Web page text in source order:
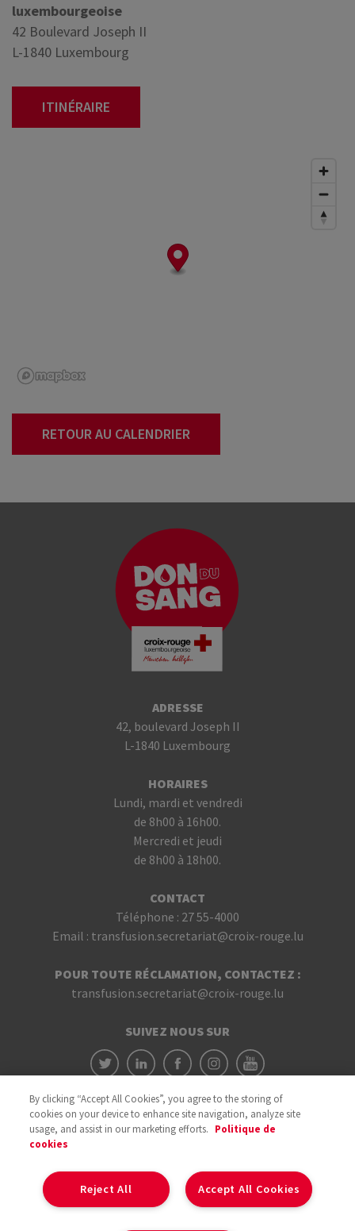
luxembourgeoise
42 Boulevard Joseph II
L-1840 Luxembourg
ITINÉRAIRE
RETOUR AU CALENDRIER
ADRESSE
42, boulevard Joseph II
L-1840 Luxembourg
HORAIRES
Lundi, mardi et vendredi
de 8h00 à 16h00.
Mercredi et jeudi
de 8h00 à 18h00.
CONTACT
Téléphone : 27 55-4000
Email : transfusion.secretariat@croix-rouge.lu
POUR TOUTE RÉCLAMATION, CONTACTEZ :
transfusion.secretariat@croix-rouge.lu
SUIVEZ NOUS SUR
By clicking “Accept All Cookies”, you agree to the storing of
cookies on your device to enhance site navigation, analyze site
usage, and assist in our marketing efforts. Politique de
cookies
Accept All Cookies
Reject All